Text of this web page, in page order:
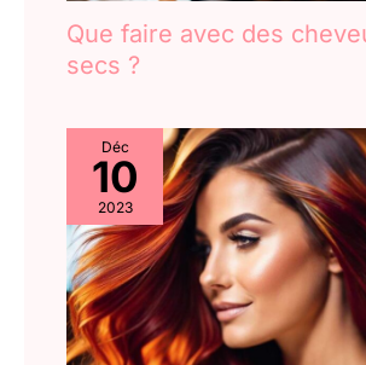
Que faire avec des
secs ?
Déc
10
2023